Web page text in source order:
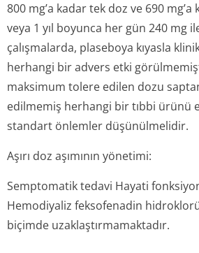
800 mg’a kadar tek doz ve 690
veya 1 yıl boyunca her gün 240 mg
çalışmalarda, plaseboya kıyasla
herhangi bir advers etki
maksimum tolere edilen dozu
edilmemiş herhangi bir tıbbi ürünü
standart önlemler düşünülmelidir.
Aşırı doz aşımının yönetimi:
Semptomatik tedavi Hayati
Hemodiyaliz feksofenadin
biçimde uzaklaştırmamak­tadır.